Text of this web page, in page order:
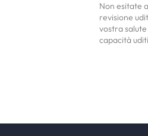
Non esitate
revisione
vostra
capacità